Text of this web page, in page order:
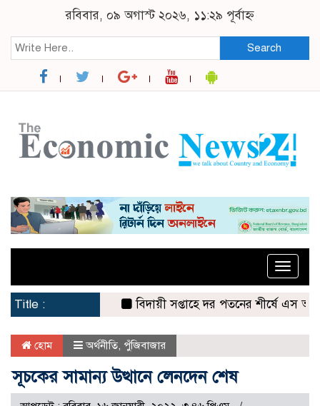
রবিবার, ০৯ অগাস্ট ২০২৬, ১১:২৯ পূর্বাহ্ন
Search
Toggle
Title :
বিদায়ী সপ্তাহে দর পতনের শীর্ষে এস আলম
হোম অর্থনীতি পুঁজিবাজার
সূচকের সামান্য উত্থানে লেনদেন শেষ